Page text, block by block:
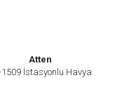
Atten
1509 İstasyonlu Havya
İncele